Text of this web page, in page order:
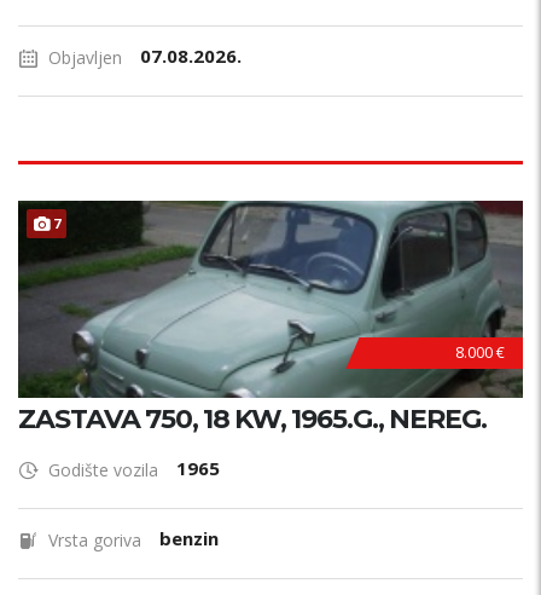
Objavljen 07.08.2026.
7
8.000 €
ZASTAVA 750, 18 KW, 1965.G., NEREG.
Godište vozila 1965
Vrsta goriva benzin